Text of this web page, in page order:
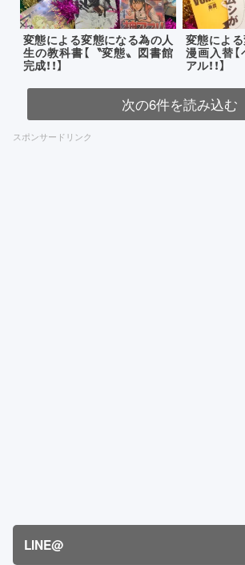
変態による変態になる為の人
生の教科書【〝変態〟図書館
完成！！】
変態によ
漫画入替
アル！！】
次の6件を読み込む
スポンサードリンク
LINE@